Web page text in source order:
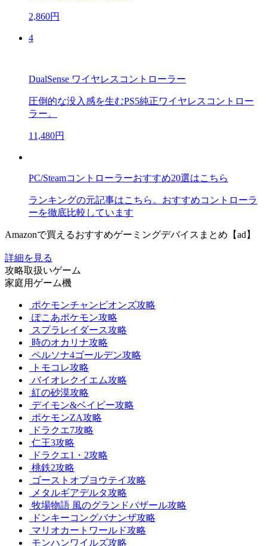
2,860円
4
DualSense ワイヤレスコントローラー
圧倒的な没入感を生むPS5純正ワイヤレスコントロー
ラー。
11,480円
PC/Steamコントローラーおすすめ20選はこちら
ランキングの元記事はこちら。おすすめコントローラ
ーを徹底比較しています
Amazonで買えるおすすめゲーミングデバイスまとめ【ad】
詳細を見る
攻略取扱いゲーム
家庭用ゲーム機
ポケモンチャンピオンズ攻略
ぽこあポケモン攻略
スプラレイダース攻略
時のオカリナ攻略
ペルソナ4ゴールデン攻略
トモコレ攻略
バイオレクイエム攻略
紅の砂漠攻略
デイモン&ベイビー攻略
ポケモンZA攻略
ドラクエ7攻略
仁王3攻略
ドラクエ1・2攻略
桃鉄2攻略
ゴーストオブヨウテイ攻略
メタルギアデルタ攻略
牧場物語 風のグランドバザール攻略
ドンキーコングバナンザ攻略
マリオカートワールド攻略
モンハンワイルズ攻略